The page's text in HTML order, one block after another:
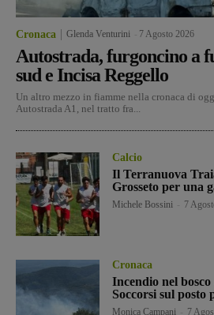
Cronaca Glenda Venturini 7 Agosto 2026
Autostrada, furgoncino a
sud e Incisa Reggello
Un altro mezzo in fiamme nella cronaca di
Autostrada A1, nel tratto fra...
Calcio
Il Terranuova
Grosseto per una
Michele Bossini 7
Cronaca
Incendio nel
Soccorsi sul posto
Monica Campani 7